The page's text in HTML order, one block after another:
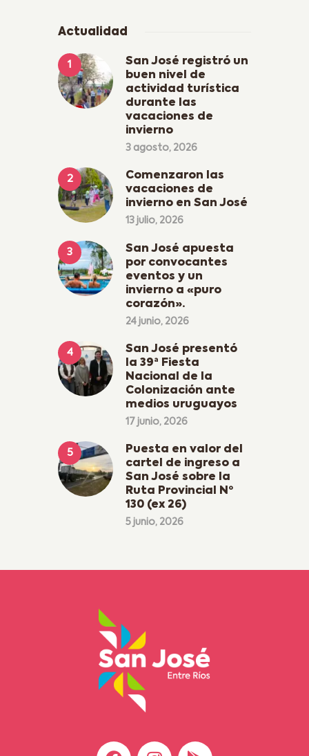
Actualidad
San José registró un
buen nivel de
actividad turística
durante las
vacaciones de
invierno
3 agosto, 2026
Comenzaron las
vacaciones de
invierno en San José
13 julio, 2026
San José apuesta
por convocantes
eventos y un
invierno a «puro
corazón».
24 junio, 2026
San José presentó
la 39ª Fiesta
Nacional de la
Colonización ante
medios uruguayos
17 junio, 2026
Puesta en valor del
cartel de ingreso a
San José sobre la
Ruta Provincial Nº
130 (ex 26)
5 junio, 2026